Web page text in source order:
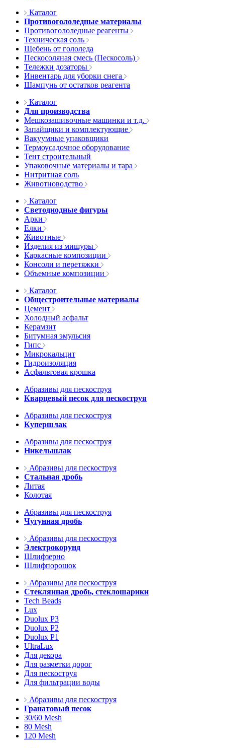
Каталог
Противогололедные материалы
Противогололедные реагенты
Техническая соль
Щебень от гололеда
Пескосоляная смесь (Пескосоль)
Тележки дозаторы
Инвентарь для уборки снега
Шампунь от остатков реагента
Каталог
Для производства
Мешкозашивочные машинки и т.д.
Запайщики и комплектующие
Вакуумные упаковщики
Термоусадочное оборудование
Тент строительный
Упаковочные материалы и тара
Нитритная соль
Животноводство
Каталог
Светодиодные фигуры
Арки
Елки
Животные
Изделия из мишуры
Каркасные композиции
Консоли и перетяжки
Объемные композиции
Каталог
Общестроительные материалы
Цемент
Холодный асфальт
Керамзит
Битумная эмульсия
Гипс
Микрокальцит
Гидроизоляция
Асфальтовая крошка
Абразивы для пескоструя
Кварцевый песок для пескоструя
Абразивы для пескоструя
Купершлак
Абразивы для пескоструя
Никельшлак
Абразивы для пескоструя
Стальная дробь
Литая
Колотая
Абразивы для пескоструя
Чугунная дробь
Абразивы для пескоструя
Электрокорунд
Шлифзерно
Шлифпорошок
Абразивы для пескоструя
Стеклянная дробь, стеклошарики
Tech Beads
Lux
Duolux P3
Duolux P2
Duolux P1
UltraLux
Для декора
Для разметки дорог
Для пескоструя
Для фильтрации воды
Абразивы для пескоструя
Гранатовый песок
30/60 Mesh
80 Mesh
120 Mesh